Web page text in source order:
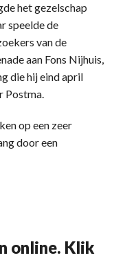
het gezelschap
speelde de
van de
aan Fons Nijhuis,
die hij eind april
Postma.
op een zeer
door een
online. Klik